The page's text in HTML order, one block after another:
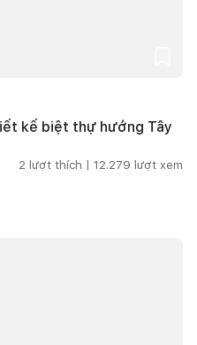
kế biệt thự hướng Tây
2 lượt thích | 12.279 lượt xem